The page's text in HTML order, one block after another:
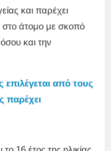
και παρέχει
στο άτομο με σκοπό
και την
από τους
παρέχει